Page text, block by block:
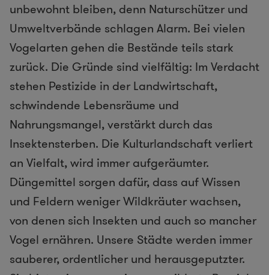
unbewohnt bleiben, denn Naturschützer und
Umweltverbände schlagen Alarm. Bei vielen
Vogelarten gehen die Bestände teils stark
zurück. Die Gründe sind vielfältig: Im Verdacht
stehen Pestizide in der Landwirtschaft,
schwindende Lebensräume und
Nahrungsmangel, verstärkt durch das
Insektensterben. Die Kulturlandschaft verliert
an Vielfalt, wird immer aufgeräumter.
Düngemittel sorgen dafür, dass auf Wissen
und Feldern weniger Wildkräuter wachsen,
von denen sich Insekten und auch so mancher
Vogel ernähren. Unsere Städte werden immer
sauberer, ordentlicher und herausgeputzter.